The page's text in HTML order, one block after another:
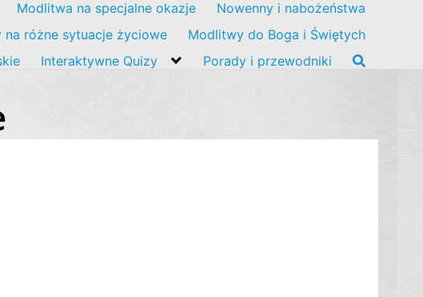
Modlitwa na specjalne okazje
Nowenny i nabożeństwa
na różne sytuacje życiowe
Modlitwy do Boga i Świętych
Interaktywne Quizy Porady i przewodniki